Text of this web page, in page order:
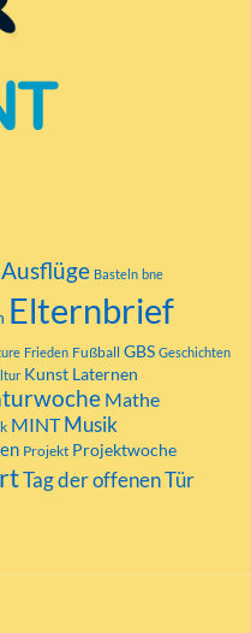
Ausflüge Basteln bne
Elternbrief
Frieden Fußball GBS Geschichten
Kunst Laternen
Mathe
MINT Musik
Projekt Projektwoche
Tag der offenen Tür